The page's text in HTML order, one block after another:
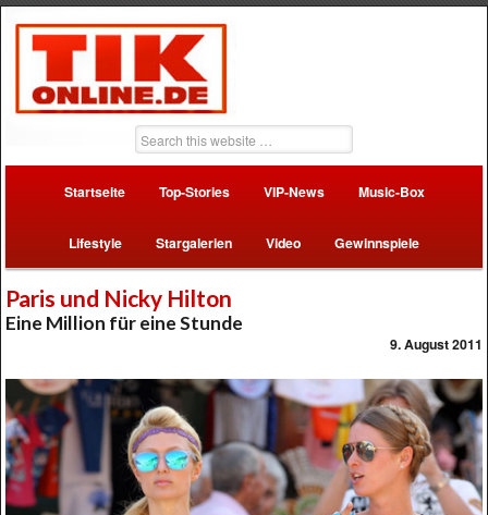
Startseite Top-Stories VIP-News Music-Box
Lifestyle Stargalerien Video Gewinnspiele
Paris und Nicky Hilton
Eine Million für eine Stunde
9. August 2011